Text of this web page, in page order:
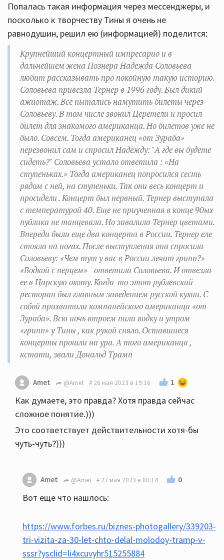
Попалась такая информация через мессенджеры, и
посколько к творчеству Тины я очень не
равнодушин, решил ею (информацией) поделится:
Крупнейший концертный импресарио и в
дальнейшем жена Познера Надежда Соловьева
любит рассказывать про покойную такую историю.
Соловьева привезла Тернер в 1996 году. Был дикий
ажиотаж. Все пытались намутить билеты через
Соловьеву. В том числе звонил Церетели и просил
билет для знакомого американца. Но билетов уже не
было. Совсем. Тогда американец «от Зураба»
перезвонил сам и спросил Надежду: "А где вы будете
сидеть?" Соловьева устало ответила : «На
ступеньках.» Тогда американец попросился сесть
рядом с ней, на ступеньки. Так они весь концерт и
просидели . Концерт был нервный. Тернер выступала
с температурой 40. Еще не приученная в конце 90ых
публика не танцевала. Но завалила Тернер цветами.
Впереди были еще два концерта в России. Тернер еле
стояла на ногах. После выступления она спросила
Соловьеву: «Чем тут у вас в России лечат грипп?»
«Водкой с перцем» - ответила Соловьева. И отвезла
ее в Царскую охоту. Когда-то этот рублевский
ресторан был главным заведением русской кухни. С
собой прихватили компанейского американца «от
Зураба». Всю ночь втроем пили водку и утром
«грипп» у Тины , как рукой сняло. Оставшиеся
концерты прошли на ура. А того американца ,
кстати, звали Дональд Трамп
Amet @Amet 26 мая 2023 в 19:16 1
Как думаете, это правда? Хотя правда сейчас
сложное понятие.)))
Это соответствует действительности хотя-бы
чуть-чуть?)))
Amet @Amet 27 мая 2023 в 00:14 0
Вот еще что нашлось:
https://www.forbes.ru/biznes-photogallery/339203-
tri-vizita-za-30-let-chto-delal-molodoy-tramp-v-
sssr?ysclid=li4xcuvyhr515255884